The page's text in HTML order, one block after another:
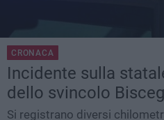
CRONACA
Incidente sulla
dello svincolo
Si registrano diversi